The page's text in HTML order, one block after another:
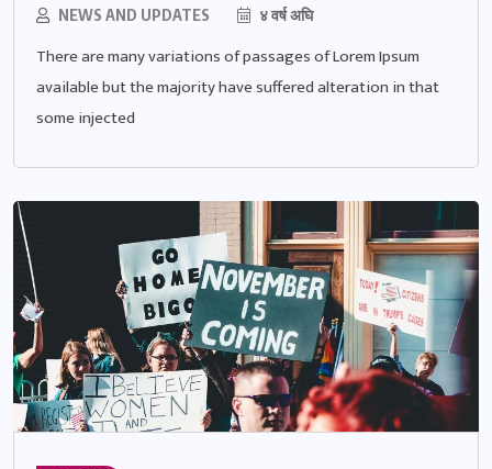
NEWS AND UPDATES ४ वर्ष अघि
There are many variations of passages of Lorem Ipsum
available but the majority have suffered alteration in that
some injected